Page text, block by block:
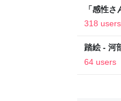
「感性
318 users
踏絵 - 河
64 users